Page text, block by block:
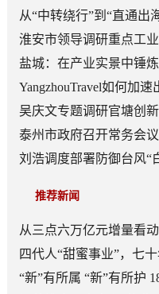
从“中转绕行”到“直通出
口
淮安市领导调研重点工
盐城：在产业实景中锤
YangzhouTravel如何加速
吴庆文专题调研官塘创
泰州市政府召开常务会议
刘浩调度部署防御台风“
推荐新闻
从三点六万亿元增量看
四代人“甜蜜事业”，七
“新”有所属 “新”有所护